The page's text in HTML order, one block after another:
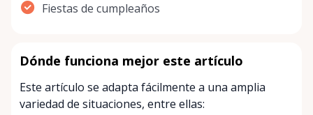
Fiestas de cumpleaños
Dónde funciona mejor este artículo
Este artículo se adapta fácilmente a una amplia
variedad de situaciones, entre ellas: